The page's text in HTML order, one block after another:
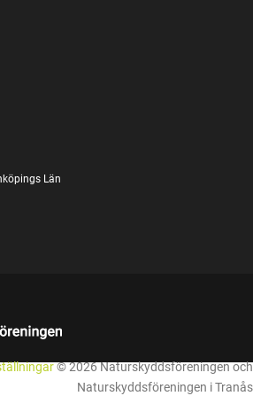
Län
© 2026 Naturskyddsföreningen och
Naturskyddsföreningen i Tranås